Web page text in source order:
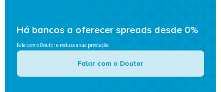
Há bancos a oferecer spreads desde 0%
Fale com o Doutor e reduza a sua prestação
Falar com o Doutor